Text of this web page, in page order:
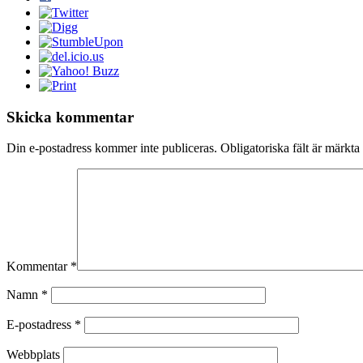
Skicka kommentar
Din e-postadress kommer inte publiceras. Obligatoriska fält är märkta
Kommentar *
Namn *
E-postadress *
Webbplats